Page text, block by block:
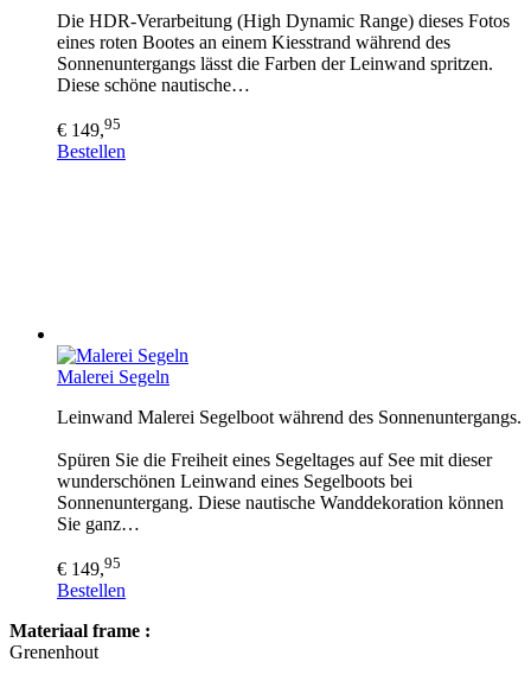
Die HDR-Verarbeitung (High Dynamic Range) dieses Fotos
eines roten Bootes an einem Kiesstrand während des
Sonnenuntergangs lässt die Farben der Leinwand spritzen.
Diese schöne nautische…
€ 149,95
Bestellen
Malerei Segeln
Leinwand Malerei Segelboot während des Sonnenuntergangs.
Spüren Sie die Freiheit eines Segeltages auf See mit dieser
wunderschönen Leinwand eines Segelboots bei
Sonnenuntergang. Diese nautische Wanddekoration können
Sie ganz…
€ 149,95
Bestellen
Materiaal frame :
Grenenhout